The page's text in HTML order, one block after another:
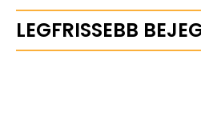
LEGFRISSEBB